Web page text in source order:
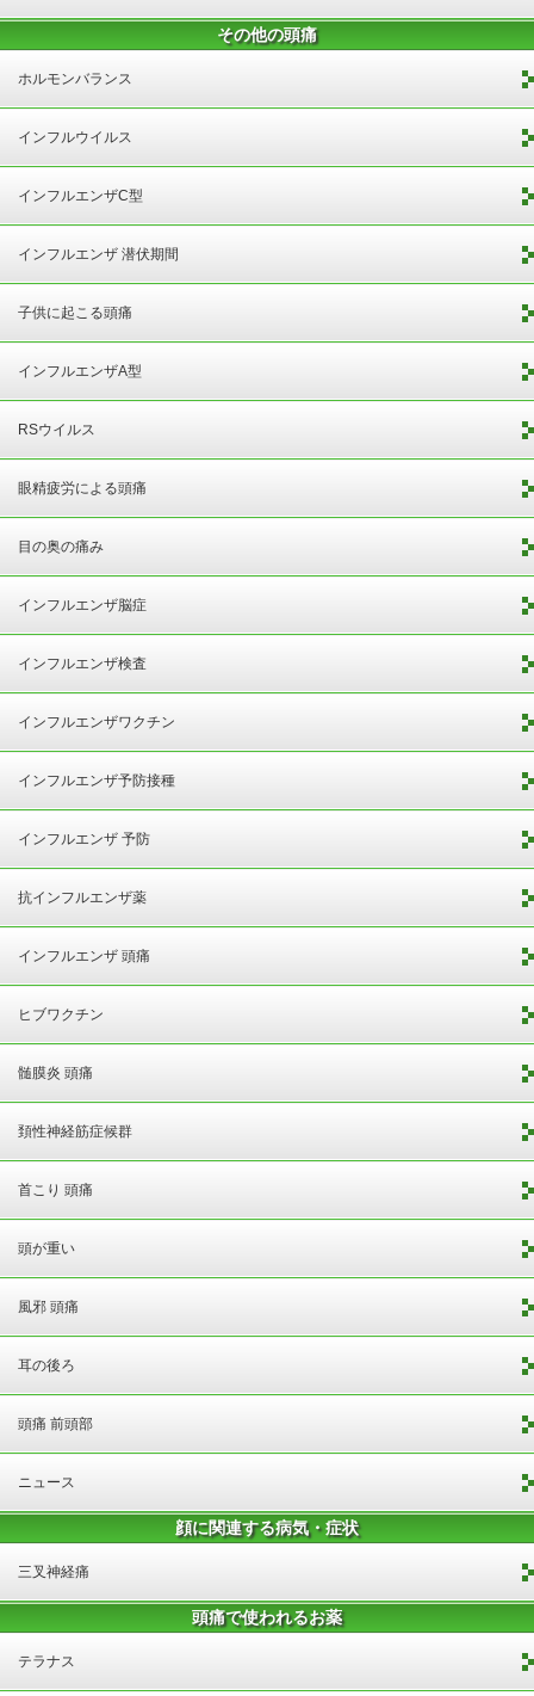
その他の頭痛
ホルモンバランス
インフルウイルス
インフルエンザC型
インフルエンザ 潜伏期間
子供に起こる頭痛
インフルエンザA型
RSウイルス
眼精疲労による頭痛
目の奥の痛み
インフルエンザ脳症
インフルエンザ検査
インフルエンザワクチン
インフルエンザ予防接種
インフルエンザ 予防
抗インフルエンザ薬
インフルエンザ 頭痛
ヒブワクチン
髄膜炎 頭痛
頚性神経筋症候群
首こり 頭痛
頭が重い
風邪 頭痛
耳の後ろ
頭痛 前頭部
ニュース
顔に関連する病気・症状
三叉神経痛
頭痛で使われるお薬
テラナス